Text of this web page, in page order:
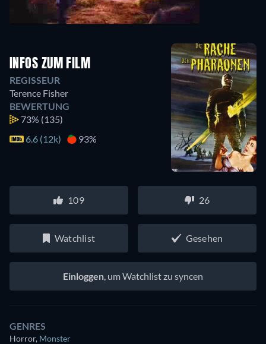
INFOS ZUM FILM
REGISSEUR
Terence Fisher
BEWERTUNG
73% (135)
6.6 (12k)
93%
109 26
Watchlist Gesehen
Einloggen, um Watchlist zu syncen
GENRES
Horror, Monster